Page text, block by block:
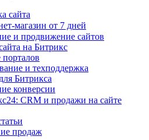
сайта
магазин от 7 дней
и продвижение сайтов
на Битрикс
и техподдержка
Битрикса
конверсии
CRM и продажи на сайте
продаж